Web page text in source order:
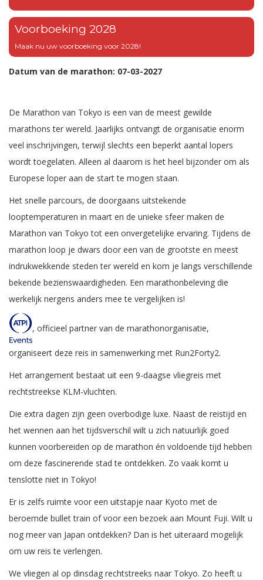
Voorboeking 2028
Maak nu uw voorboeking voor 2028!
Datum van de marathon: 07-03-2027
De Marathon van Tokyo is een van de meest gewilde
marathons ter wereld. Jaarlijks ontvangt de organisatie enorm
veel inschrijvingen, terwijl slechts een beperkt aantal lopers
wordt toegelaten. Alleen al daarom is het heel bijzonder om als
Europese loper aan de start te mogen staan.
Het snelle parcours, de doorgaans uitstekende
looptemperaturen in maart en de unieke sfeer maken de
Marathon van Tokyo tot een onvergetelijke ervaring. Tijdens de
marathon loop je dwars door een van de grootste en meest
indrukwekkende steden ter wereld en kom je langs verschillende
bekende bezienswaardigheden. Een marathonbeleving die
werkelijk nergens anders mee te vergelijken is!
, officieel partner van de marathonorganisatie,
organiseert deze reis in samenwerking met Run2Forty2.
Het arrangement bestaat uit een 9-daagse vliegreis met
rechtstreekse KLM-vluchten.
Die extra dagen zijn geen overbodige luxe. Naast de reistijd en
het wennen aan het tijdsverschil wilt u zich natuurlijk goed
kunnen voorbereiden op de marathon én voldoende tijd hebben
om deze fascinerende stad te ontdekken. Zo vaak komt u
tenslotte niet in Tokyo!
Er is zelfs ruimte voor een uitstapje naar Kyoto met de
beroemde bullet train of voor een bezoek aan Mount Fuji. Wilt u
nog meer van Japan ontdekken? Dan is het uiteraard mogelijk
om uw reis te verlengen.
We vliegen al op dinsdag rechtstreeks naar Tokyo. Zo heeft u